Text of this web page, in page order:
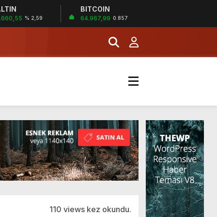
% 2,59
BITCOIN
64.967,99 0.857
SGK
110 views kez okundu.